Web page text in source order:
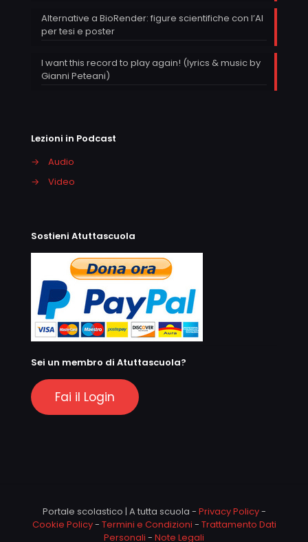
Alternative a BioRender: figure scientifiche con l’AI
per tesi e poster
I want this record to play again! (lyrics & music by
Gianni Peteani)
Lezioni in Podcast
→
Audio
→
Video
Sostieni Atuttascuola
Sei un membro di Atuttascuola?
Fai il Login
Portale scolastico | A tutta scuola - Privacy Policy-
Cookie Policy- Termini e Condizioni - Trattamento Dati
Personali - Note Legali